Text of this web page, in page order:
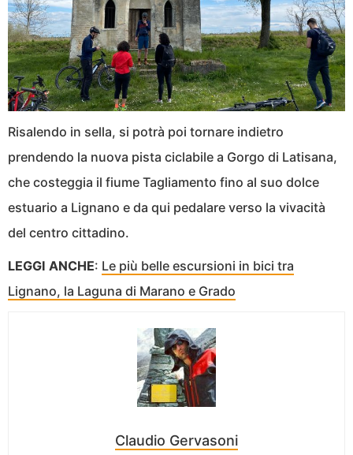
Risalendo in sella, si potrà poi tornare indietro
prendendo la nuova pista ciclabile a Gorgo di Latisana,
che costeggia il fiume Tagliamento fino al suo dolce
estuario a Lignano e da qui pedalare verso la vivacità
del centro cittadino.
LEGGI ANCHE: Le più belle escursioni in bici tra
Lignano, la Laguna di Marano e Grado
Claudio Gervasoni